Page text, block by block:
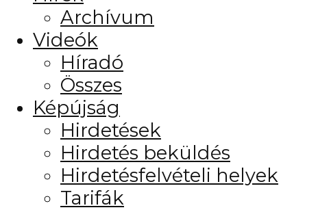
Archívum
Videók
Híradó
Összes
Képújság
Hirdetések
Hirdetés beküldés
Hirdetésfelvételi helyek
Tarifák